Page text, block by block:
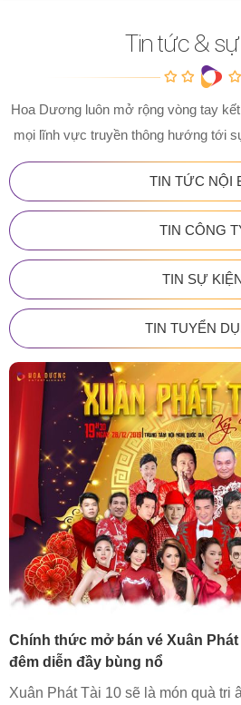
Tin tức &
Hoa Dương luôn mở rộng vòng tay
mọi lĩnh vực truyền thông hướng tới
TIN TỨC NỘI
TIN CÔNG
TIN SỰ
TIN TUYỂN
Chính thức mở bán vé Xuân
đêm diễn đầy bùng nổ
Xuân Phát Tài 10 sẽ là món quà tri